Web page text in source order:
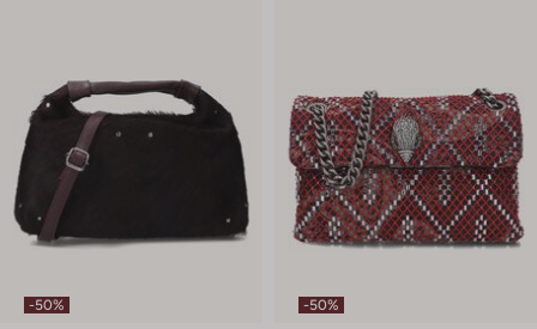
-50% -50%